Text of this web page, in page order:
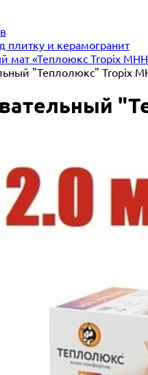
плитку и керамогранит
мат «Теплоюкс Tropix
"Теплолюкс" Tropix